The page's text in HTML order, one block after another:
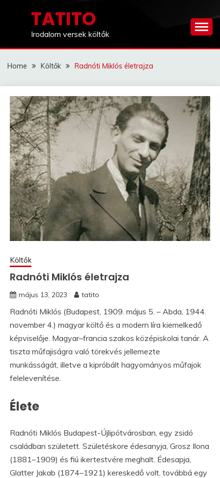
TATITO
Irodalom versek költők
Home Költők Radnóti Miklós életrajza
Költők
Radnóti Miklós életrajza
május 13, 2023 tatito
Radnóti Miklós (Budapest, 1909. május 5. – Abda, 1944.
november 4.) magyar költő és a modern líra kiemelkedő
képviselője. Magyar–francia szakos középiskolai tanár. A
tiszta műfajiságra való törekvés jellemezte
munkásságát, illetve a kipróbált hagyományos műfajok
felelevenítése.
Élete
Radnóti Miklós Budapest-Újlipótvárosban, egy zsidó
családban született. Születéskore édesanyja, Grosz Ilona
(1881–1909) és fiú ikertestvére meghalt. Édesapja,
Glatter Jakab (1874–1921) kereskedő volt, továbbá egy